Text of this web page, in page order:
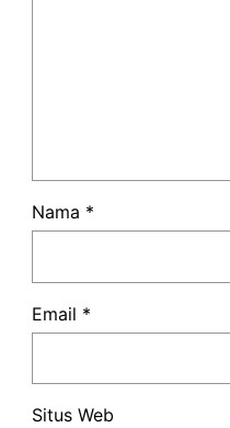
Nama *
Email *
Situs Web